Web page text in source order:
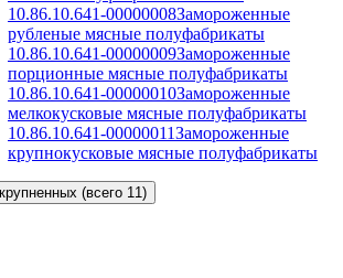
10.86.10.641-00000008Замороженные
рубленые мясные полуфабрикаты
10.86.10.641-00000009Замороженные
порционные мясные полуфабрикаты
10.86.10.641-00000010Замороженные
мелкокусковые мясные полуфабрикаты
10.86.10.641-00000011Замороженные
крупнокусковые мясные полуфабрикаты
(всего 11)